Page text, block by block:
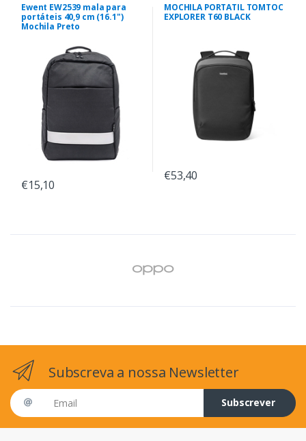
Ewent EW2539 mala para
portáteis 40,9 cm (16.1")
Mochila Preto
€15,10
MOCHILA PORTATIL TOMTOC
EXPLORER T60 BLACK
€53,40
Subscreva a nossa Newsletter
Email address
Subscrever